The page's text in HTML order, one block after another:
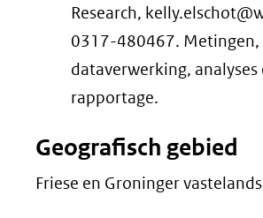
Research,
0317-480467. Metingen,
dataverwerking, analyses
rapportage.
Geografisch gebied
Friese en Groninger